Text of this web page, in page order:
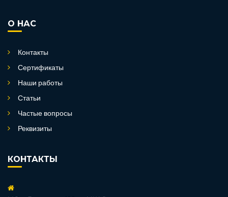
О НАС
Контакты
Сертификаты
Наши работы
Статьи
Частые вопросы
Реквизиты
КОНТАКТЫ